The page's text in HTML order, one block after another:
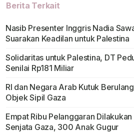
Berita Terkait
Nasib Presenter Inggris Nadia
Suarakan Keadilan untuk Palestina
Solidaritas untuk Palestina, DT
Senilai Rp181 Miliar
RI dan Negara Arab Kutuk
Objek Sipil Gaza
Empat Ribu Pelanggaran
Senjata Gaza, 300 Anak Gugur